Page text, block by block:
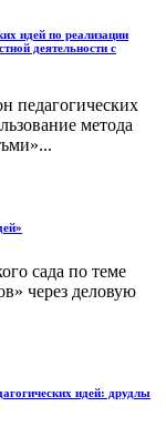
идей по реализации
деятельности с
педагогических
метода
сада по теме
через деловую
идей: друдлы